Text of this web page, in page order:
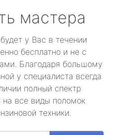
мастера
у Вас в течении
бесплатно и не с
Благодаря большому
у специалиста всегда
полный спектр
на все виды поломок
техники.